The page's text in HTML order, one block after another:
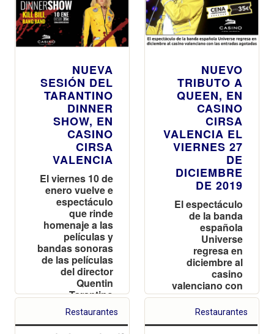
NUEVA
SESIÓN DEL
TARANTINO
DINNER
SHOW, EN
CASINO
CIRSA
VALENCIA
El viernes 10 de
enero vuelve e
espectáculo
que rinde
homenaje a las
películas y
bandas sonoras
de las películas
del director
Quentin
Tarantino
NUEVO
TRIBUTO A
QUEEN, EN
CASINO
CIRSA
VALENCIA EL
VIERNES 27
DE
DICIEMBRE
DE 2019
El espectáculo
de la banda
española
Universe
regresa en
diciembre al
casino
valenciano con
las entradas
agotadas
Restaurantes Restaurantes